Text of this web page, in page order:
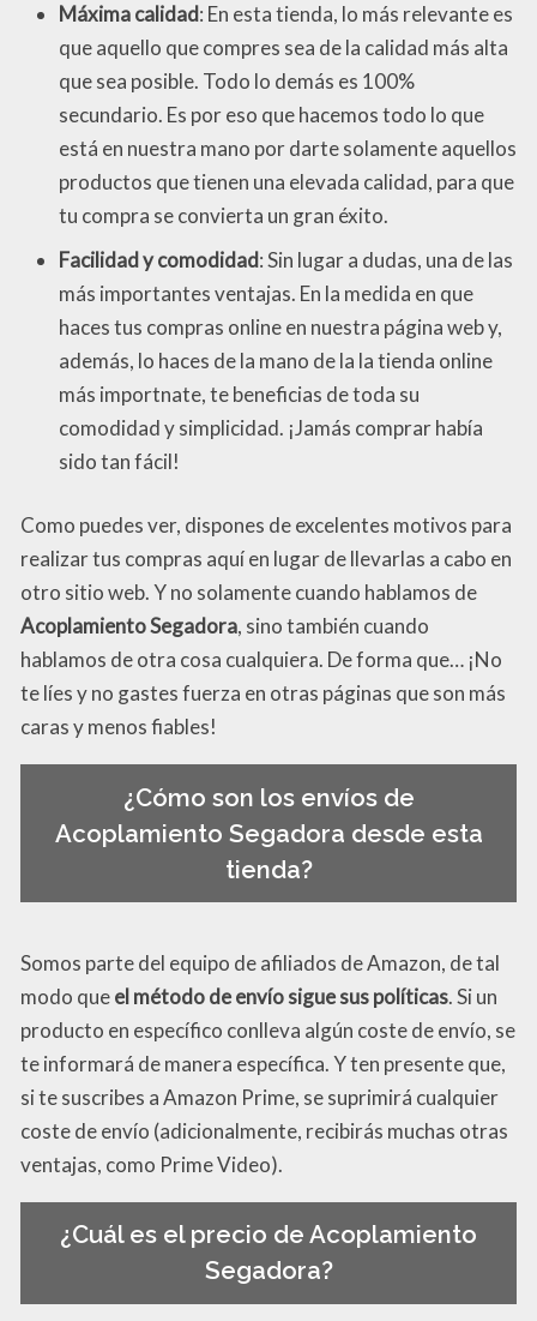
Máxima calidad: En esta tienda, lo más relevante es
que aquello que compres sea de la calidad más alta
que sea posible. Todo lo demás es 100%
secundario. Es por eso que hacemos todo lo que
está en nuestra mano por darte solamente aquellos
productos que tienen una elevada calidad, para que
tu compra se convierta un gran éxito.
Facilidad y comodidad: Sin lugar a dudas, una de las
más importantes ventajas. En la medida en que
haces tus compras online en nuestra página web y,
además, lo haces de la mano de la la tienda online
más importnate, te beneficias de toda su
comodidad y simplicidad. ¡Jamás comprar había
sido tan fácil!
Como puedes ver, dispones de excelentes motivos para
realizar tus compras aquí en lugar de llevarlas a cabo en
otro sitio web. Y no solamente cuando hablamos de
Acoplamiento Segadora, sino también cuando
hablamos de otra cosa cualquiera. De forma que… ¡No
te líes y no gastes fuerza en otras páginas que son más
caras y menos fiables!
¿Cómo son los envíos de
Acoplamiento Segadora desde esta
tienda?
Somos parte del equipo de afiliados de Amazon, de tal
modo queel método de envío sigue sus políticas. Si un
producto en específico conlleva algún coste de envío, se
te informará de manera específica. Y ten presente que,
si te suscribes a Amazon Prime, se suprimirá cualquier
coste de envío (adicionalmente, recibirás muchas otras
ventajas, como Prime Video).
¿Cuál es el precio de Acoplamiento
Segadora?